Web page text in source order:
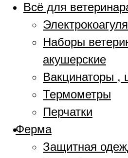
Всё для
Наборы
акушерские
Вакцинаторы ,
Термометры
Перчатки
Ферма
Защитная